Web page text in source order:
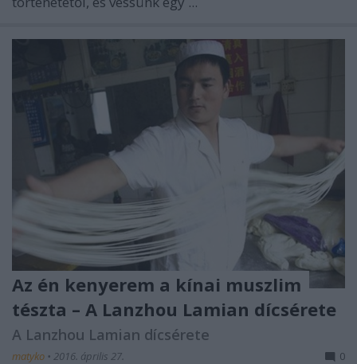
Az én kenyerem a kínai muszlim
tészta – A Lanzhou Lamian dícsérete
A Lanzhou Lamian dícsérete
matyko • 2016. április 27. 0